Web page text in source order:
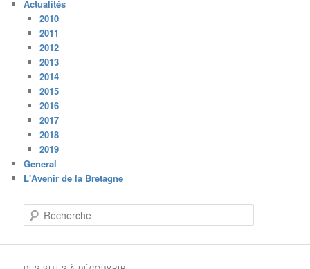
Actualités
2010
2011
2012
2013
2014
2015
2016
2017
2018
2019
General
L'Avenir de la Bretagne
e
e